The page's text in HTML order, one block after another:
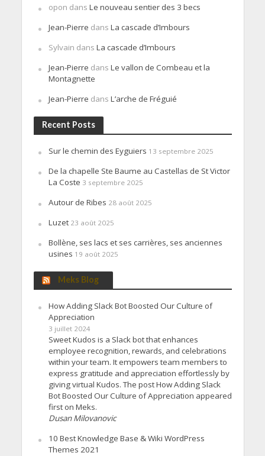
opon dans Le nouveau sentier des 3 becs
Jean-Pierre dans La cascade d’Imbours
Sylvain dans La cascade d’Imbours
Jean-Pierre dans Le vallon de Combeau et la
Montagnette
Jean-Pierre dans L’arche de Fréguié
Recent Posts
Sur le chemin des Eyguiers 13 septembre 2025
De la chapelle Ste Baume au Castellas de St Victor
La Coste 3 septembre 2025
Autour de Ribes 28 août 2025
Luzet 23 août 2025
Bollène, ses lacs et ses carrières, ses anciennes
usines 19 août 2025
Meks Blog
How Adding Slack Bot Boosted Our Culture of
Appreciation
3 juillet 2024
Sweet Kudos is a Slack bot that enhances
employee recognition, rewards, and celebrations
within your team. It empowers team members to
express gratitude and appreciation effortlessly by
giving virtual Kudos. The post How Adding Slack
Bot Boosted Our Culture of Appreciation appeared
first on Meks.
Dusan Milovanovic
10 Best Knowledge Base & Wiki WordPress
Themes 2021